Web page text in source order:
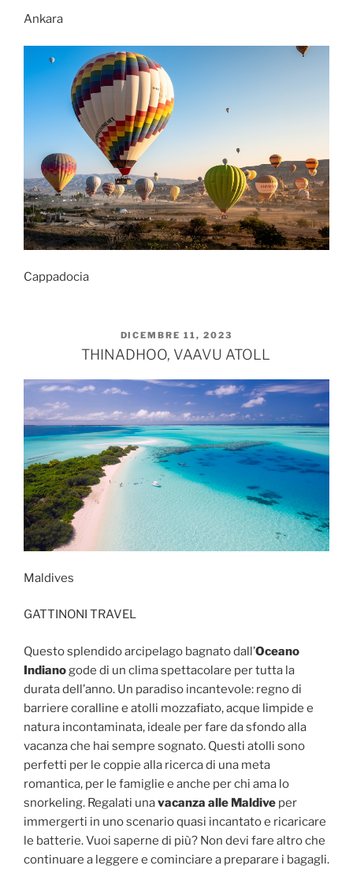
Ankara
Cappadocia
PUBBLICATO
IL
DICEMBRE 11, 2023
THINADHOO, VAAVU ATOLL
Maldives
GATTINONI TRAVEL
Questo splendido arcipelago bagnato dall’Oceano
Indianogode di un clima spettacolare per tutta la
durata dell’anno. Un paradiso incantevole: regno di
barriere coralline e atolli mozzafiato, acque limpide e
natura incontaminata, ideale per fare da sfondo alla
vacanza che hai sempre sognato. Questi atolli sono
perfetti per le coppie alla ricerca di una meta
romantica, per le famiglie e anche per chi ama lo
snorkeling. Regalati unavacanza alle Maldive per
immergerti in uno scenario quasi incantato e ricaricare
le batterie. Vuoi saperne di più? Non devi fare altro che
continuare a leggere e cominciare a preparare i bagagli.